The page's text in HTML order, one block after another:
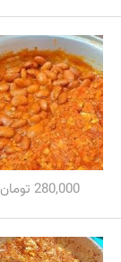
280,000 تومان